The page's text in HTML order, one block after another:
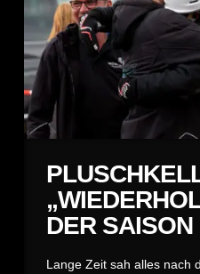
DER SAISON
Lange Zeit sah alles nach